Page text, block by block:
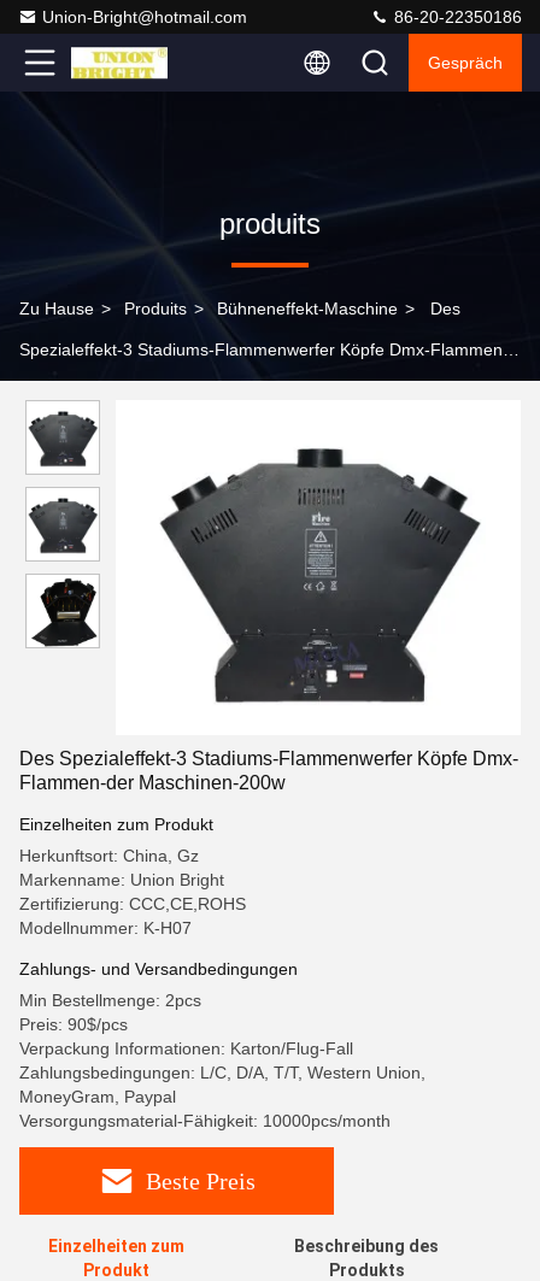
Union-Bright@hotmail.com 86-20-22350186
Gespräch
produits
Zu Hause > Produits > Bühneneffekt-Maschine > Des
Spezialeffekt-3 Stadiums-Flammenwerfer Köpfe Dmx-Flammen-
Des Spezialeffekt-3 Stadiums-Flammenwerfer Köpfe Dmx-
Flammen-der Maschinen-200w
Einzelheiten zum Produkt
Herkunftsort: China, Gz
Markenname: Union Bright
Zertifizierung: CCC,CE,ROHS
Modellnummer: K-H07
Zahlungs- und Versandbedingungen
Min Bestellmenge: 2pcs
Preis: 90$/pcs
Verpackung Informationen: Karton/Flug-Fall
Zahlungsbedingungen: L/C, D/A, T/T, Western Union,
MoneyGram, Paypal
Versorgungsmaterial-Fähigkeit: 10000pcs/month
Beste Preis
Einzelheiten zum
Produkt
Beschreibung des
Produkts